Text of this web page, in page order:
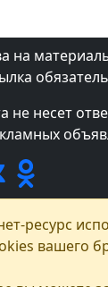
на
не несет
ресурс
вашего